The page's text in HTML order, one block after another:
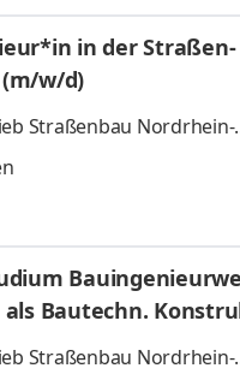
in der Straßen-
w/d)
Straßenbau Nordrhein-
Bautechn.
Straßenbau Nordrhein-